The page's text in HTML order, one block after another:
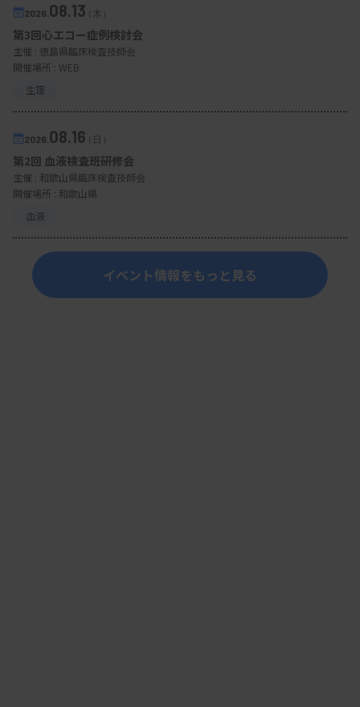
2026. 08.13（木）
第3回心エコー症例検討会
主催 : 徳島県臨床検査技師会
開催場所 : WEB
生理
2026. 08.16（日）
第2回 血液検査班研修会
主催 : 和歌山県臨床検査技師会
開催場所 : 和歌山県
血液
イベント情報をもっと見る